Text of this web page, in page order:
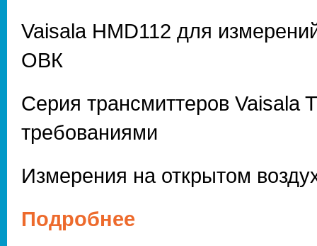
Vaisala HMD112 для
ОВК
Серия трансмиттеров
требованиями
Измерения на открытом
Подробнее